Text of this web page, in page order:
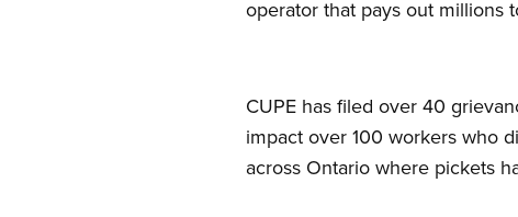
operator that pays out millions
CUPE has filed over 40
impact over 100 workers who
across Ontario where pickets